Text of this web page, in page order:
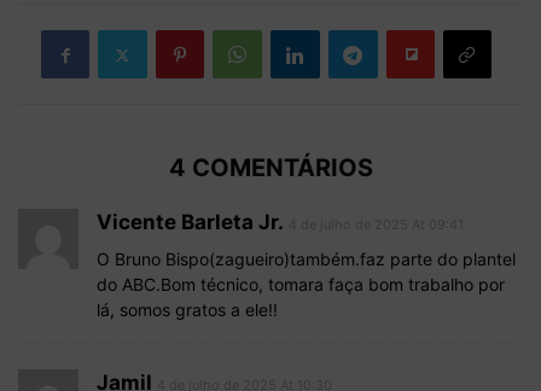
4 COMENTÁRIOS
Vicente Barleta Jr.
O Bruno Bispo(zagueiro)também.faz parte do plantel
do ABC.Bom técnico, tomara faça bom trabalho por
lá, somos gratos a ele!!
Jamil